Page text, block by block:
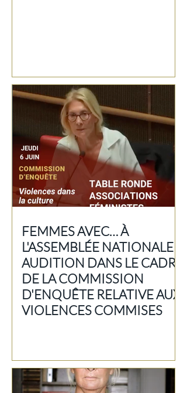
FEMMES AVEC… À
L'ASSEMBLÉE NATIONALE I
AUDITION DANS LE CADRE
DE LA COMMISSION
D'ENQUÊTE RELATIVE AUX
VIOLENCES COMMISES